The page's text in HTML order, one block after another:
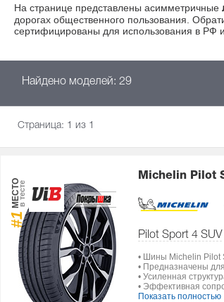
На странице представлены асимметричные
дорогах общественного пользования.
сертифицированы для использования в РФ
Найдено моделей: 29
Страница: 1 из 1
#1
МЕСТОв тесте
Michelin Pilot
Pilot Sport 4 SUV
• Шины Michelin Pilot
• Предназначены
• Усиленная
• Эффективная
Показать полностью